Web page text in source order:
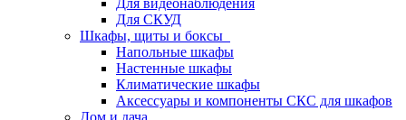
Для видеонаблюдения
Для СКУД
Шкафы, щиты и боксы
Напольные шкафы
Настенные шкафы
Климатические шкафы
Аксессуары и компоненты СКС для шкафов
Дом и дача